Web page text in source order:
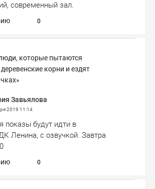
современный зал.
0
которые пытаются
корни и ездят
Завьялова
2019 11:14
показы будут идти в
Ленина, с озвучкой. Завтра
0